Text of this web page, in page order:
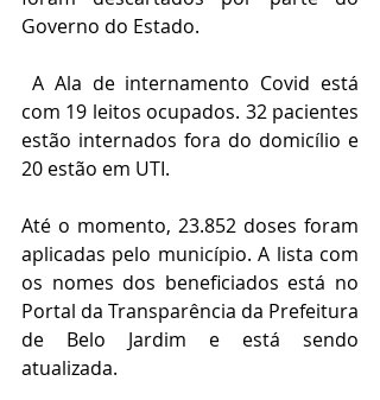
Governo do Estado.
com 19 leitos ocupados. 32 pacientes
estão internados fora do domicílio e
20 estão em UTI.
Até o momento, 23.852 doses foram
aplicadas pelo município. A lista com
os nomes dos beneficiados está no
Portal da Transparência da Prefeitura
de Belo Jardim e está sendo
atualizada.